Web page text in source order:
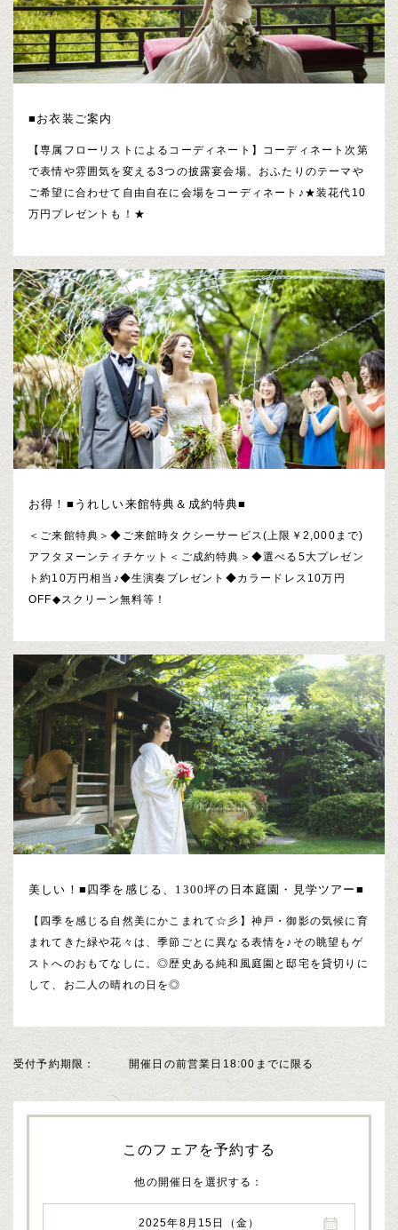
■お衣装ご案内
【専属フローリストによるコーディネート】コーディネート次第
で表情や雰囲気を変える3つの披露宴会場。おふたりのテーマや
ご希望に合わせて自由自在に会場をコーディネート♪★装花代10
万円プレゼントも！★
お得！■うれしい来館特典＆成約特典■
＜ご来館特典＞◆ご来館時タクシーサービス(上限￥2,000まで)
アフタヌーンティチケット＜ご成約特典＞◆選べる5大プレゼン
ト約10万円相当♪◆生演奏プレゼント◆カラードレス10万円
OFF◆スクリーン無料等！
美しい！■四季を感じる、1300坪の日本庭園・見学ツアー■
【四季を感じる自然美にかこまれて☆彡】神戸・御影の気候に育
まれてきた緑や花々は、季節ごとに異なる表情を♪その眺望もゲ
ストへのおもてなしに。◎歴史ある純和風庭園と邸宅を貸切りに
して、お二人の晴れの日を◎
受付予約期限 開催日の前営業日18:00までに限る
このフェアを予約する
他の開催日を選択する
2025年8月15日（金）